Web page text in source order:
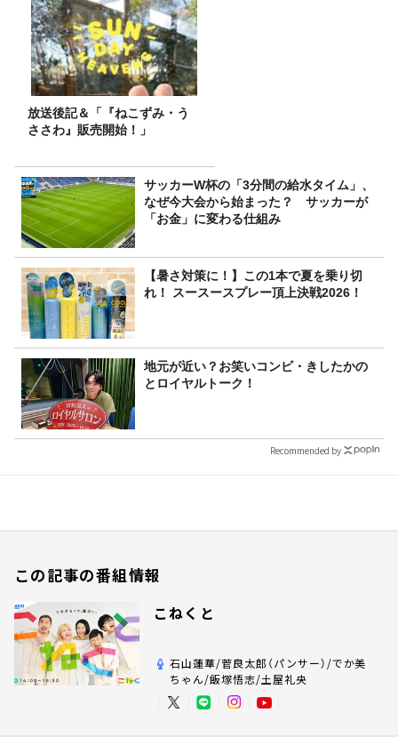
放送後記＆「『ねこずみ・う
ささわ』販売開始！」
サッカーW杯の「3分間の給水タイム」、
なぜ今大会から始まった？ サッカーが
「お金」に変わる仕組み
【暑さ対策に！】この1本で夏を乗り切
れ！ スースースプレー頂上決戦2026！
地元が近い？お笑いコンビ・きしたかの
とロイヤルトーク！
Recommended by
この記事の番組情報
こねくと
石山蓮華/菅良太郎（パンサー）/でか美
ちゃん/飯塚悟志/土屋礼央